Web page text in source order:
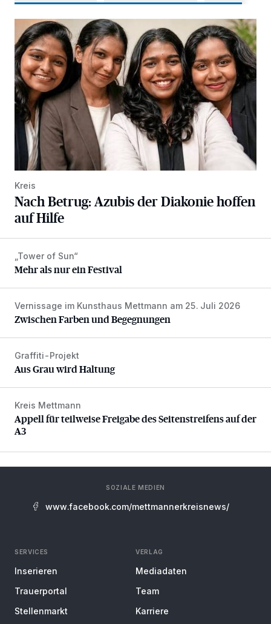
Nach Betrug: Azubis der Diakonie hoffen auf Hilfe
Kreis
Nach Betrug: Azubis der Diakonie hoffen
auf Hilfe
Mehr als nur ein Festival
„Tower of Sun“
Mehr als nur ein Festival
Zwischen Farben und Begegnungen
Vernissage im Kunsthaus Mettmann am 25. Juli 2026
Zwischen Farben und Begegnungen
Aus Grau wird Haltung
Graffiti-Projekt
Aus Grau wird Haltung
Appell für teilweise Freigabe des Seitenstreifens auf der A3
Kreis Mettmann
Appell für teilweise Freigabe des Seitenstreifens auf der
A3
SOZIALE MEDIEN
www.facebook.com/mettmannerkreisnews/
SERVICES
Inserieren
Trauerportal
Stellenmarkt
VERLAG
Mediadaten
Team
Karriere